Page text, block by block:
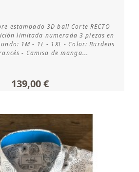
disponibilidad
estampado 3D ball Corte RECTO
limitada numerada 3 piezas en
1M - 1L - 1XL - Color: Burdeos
- Camisa de manga...
139,00 €